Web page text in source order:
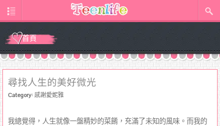
首頁
尋找人生的美好微光
Category: 感謝愛妮雅
我總覺得，人生就像一盤精妙的菜餚，充滿了未知的風味。而我的